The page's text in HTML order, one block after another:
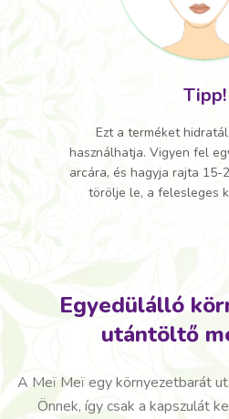
Tipp!
Ezt a terméket
használhatja. Vigyen fel
arcára, és hagyja rajta 15-
törölje le, a felesleges
Egyedülálló
utántöltő
A Meï Meï egy környezetbarát
Önnek, így csak a kapszulát